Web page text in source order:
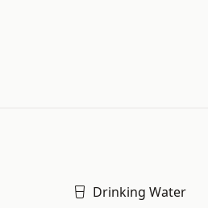
Drinking Water